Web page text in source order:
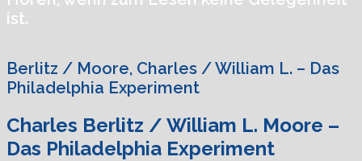
ist.
Berlitz / Moore, Charles / William L. – Das
Philadelphia Experiment
Charles Berlitz / William L. Moore –
Das Philadelphia Experiment